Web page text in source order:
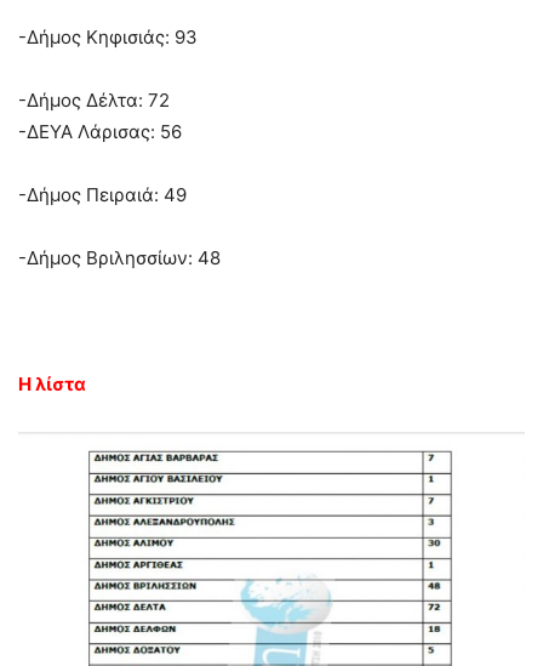
-Δήμος Κηφισιάς: 93
-Δήμος Δέλτα: 72
-ΔΕΥΑ Λάρισας: 56
-Δήμος Πειραιά: 49
-Δήμος Βριλησσίων: 48
Η λίστα